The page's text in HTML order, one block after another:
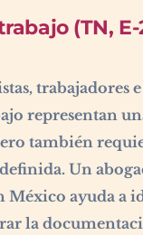
(TN,
trabajadores
representan
también
Un
ayuda a
la